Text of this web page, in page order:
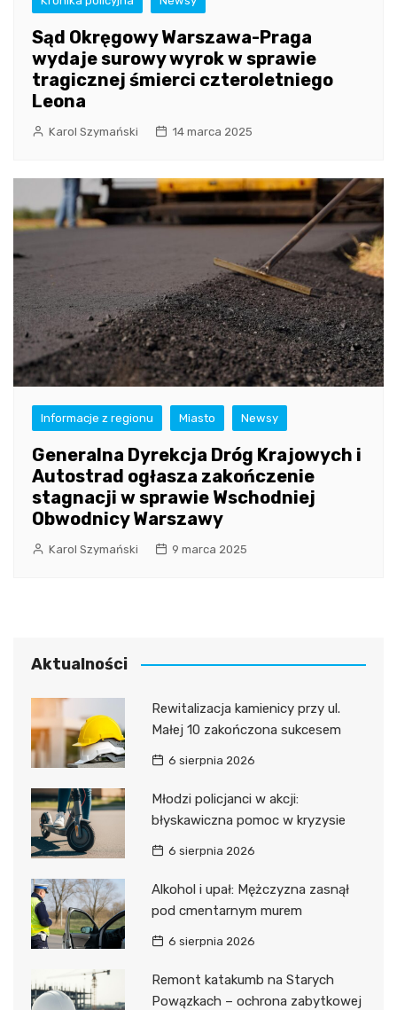
Sąd Okręgowy Warszawa-Praga
wydaje surowy wyrok w sprawie
tragicznej śmierci czteroletniego
Leona
Karol Szymański 14 marca 2025
Informacje z regionu Miasto Newsy
Generalna Dyrekcja Dróg Krajowych i
Autostrad ogłasza zakończenie
stagnacji w sprawie Wschodniej
Obwodnicy Warszawy
Karol Szymański 9 marca 2025
Aktualności
Rewitalizacja kamienicy przy ul.
Małej 10 zakończona sukcesem
6 sierpnia 2026
Młodzi policjanci w akcji:
błyskawiczna pomoc w kryzysie
6 sierpnia 2026
Alkohol i upał: Mężczyzna zasnął
pod cmentarnym murem
6 sierpnia 2026
Remont katakumb na Starych
Powązkach – ochrona zabytkowej